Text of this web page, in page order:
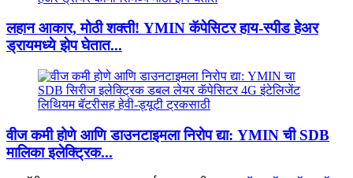
लहान आकार, मोठी शक्ती! YMIN कॅपेसिटर हाय-स्पीड हेअर
ड्रायमध्ये झेप घेतात...
वीज कमी होणे आणि डाउनटाइमला निरोप द्या: YMIN ची SDB
मालिका इलेक्ट्रिक...